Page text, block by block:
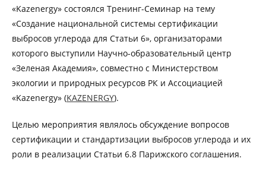
«Kazenergy» состоялся Тренинг-Семинар на тему
«Cоздание национальной системы сертификации
выбросов углерода для Cтатьи 6», организаторами
которого выступили Научно-образовательный центр
«Зеленая Академия», совместно с Министерством
экологии и природных ресурсов РК и Ассоциацией
«Kazenergy» (KAZENERGY).
Целью мероприятия являлось обсуждение вопросов
сертификации и стандартизации выбросов углерода и их
роли в реализации Статьи 6.8 Парижского соглашения.